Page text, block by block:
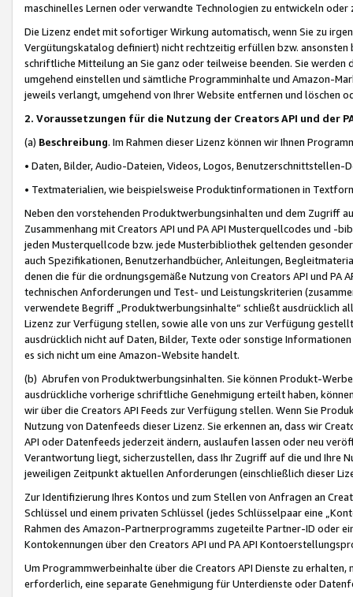
maschinelles Lernen oder verwandte Technologien zu entwickeln
Die Lizenz endet mit sofortiger Wirkung automatisch, wenn Sie zu
Vergütungskatalog definiert) nicht rechtzeitig erfüllen bzw. ansonsten
schriftliche Mitteilung an Sie ganz oder teilweise beenden. Sie werden
umgehend einstellen und sämtliche Programminhalte und Amazon-
jeweils verlangt, umgehend von Ihrer Website entfernen und löschen
2. Voraussetzungen für die Nutzung der Creators API und der
(a) Beschreibung. Im Rahmen dieser Lizenz können wir Ihnen
• Daten, Bilder, Audio-Dateien, Videos, Logos, Benutzerschnittstellen-
• Textmaterialien, wie beispielsweise Produktinformationen in
Neben den vorstehenden Produktwerbungsinhalten und dem Zugriff
Zusammenhang mit Creators API und PA API Musterquellcodes und
jeden Musterquellcode bzw. jede Musterbibliothek geltenden
auch Spezifikationen, Benutzerhandbücher, Anleitungen,
denen die für die ordnungsgemäße Nutzung von Creators API und PA
technischen Anforderungen und Test- und Leistungskriterien
verwendete Begriff „Produktwerbungsinhalte“ schließt ausdrücklich
Lizenz zur Verfügung stellen, sowie alle von uns zur Verfügung
ausdrücklich nicht auf Daten, Bilder, Texte oder sonstige
es sich nicht um eine Amazon-Website handelt.
(b) Abrufen von Produktwerbungsinhalten. Sie können Produkt-
ausdrückliche vorherige schriftliche Genehmigung erteilt haben,
wir über die Creators API Feeds zur Verfügung stellen. Wenn Sie
Nutzung von Datenfeeds dieser Lizenz. Sie erkennen an, dass wir
API oder Datenfeeds jederzeit ändern, auslaufen lassen oder neu
Verantwortung liegt, sicherzustellen, dass Ihr Zugriff auf die und Ihre
jeweiligen Zeitpunkt aktuellen Anforderungen (einschließlich dieser
Zur Identifizierung Ihres Kontos und zum Stellen von Anfragen an
Schlüssel und einem privaten Schlüssel (jedes Schlüsselpaar eine
Rahmen des Amazon-Partnerprogramms zugeteilte Partner-ID oder
Kontokennungen über den Creators API und PA API
Um Programmwerbeinhalte über die Creators API Dienste zu
erforderlich, eine separate Genehmigung für Unterdienste oder